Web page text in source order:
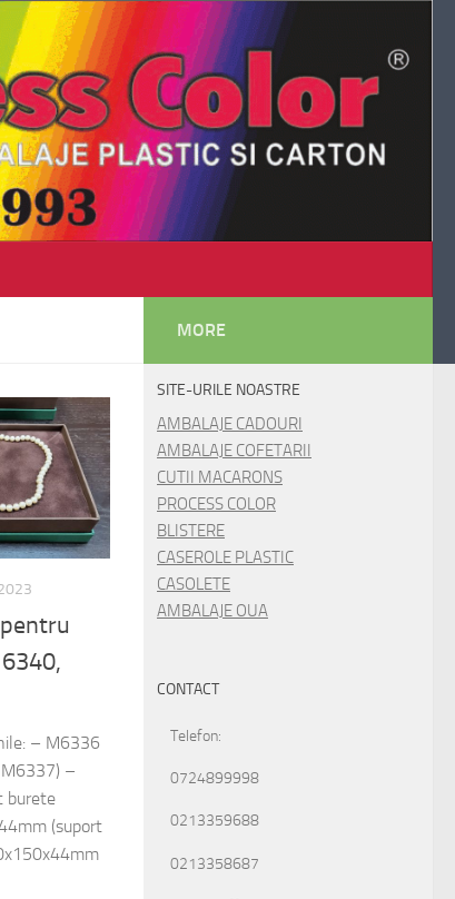
– M6336
–
burete
(suport
MORE
SITE-URILE NOASTRE
AMBALAJE CADOURI
AMBALAJE COFETARII
CUTII MACARONS
PROCESS COLOR
BLISTERE
CASEROLE PLASTIC
CASOLETE
AMBALAJE OUA
CONTACT
Telefon:
0724899998
0213359688
0213358687